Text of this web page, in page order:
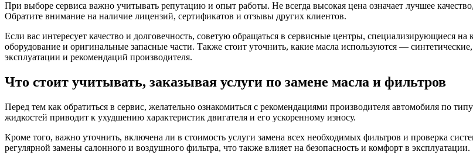
При выборе сервиса важно учитывать репутацию и опыт работы. Не всегда высокая цена означает лучшее
Обратите внимание на наличие лицензий, сертификатов и отзывы других клиентов.
Если вас интересует качество и долговечность, советую обращаться в сервисные центры, специализирующиеся
оборудование и оригинальные запасные части. Также стоит уточнить, какие масла используются —
эксплуатации и рекомендаций производителя.
Что стоит учитывать, заказывая услуги по замене масла и фильтров
Перед тем как обратиться в сервис, желательно ознакомиться с рекомендациями производителя автомобиля по
жидкостей приводит к ухудшению характеристик двигателя и его ускоренному износу.
Кроме того, важно уточнить, включена ли в стоимость услуги замена всех необходимых фильтров и проверка
регулярной замены салонного и воздушного фильтра, что также влияет на безопасность и комфорт в эксплуатации.